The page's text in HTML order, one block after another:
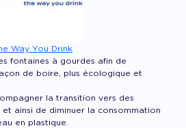
Way You Drink
fontaines à gourdes afin de
de boire, plus écologique et
la transition vers des
ainsi de diminuer la consommation
en plastique.